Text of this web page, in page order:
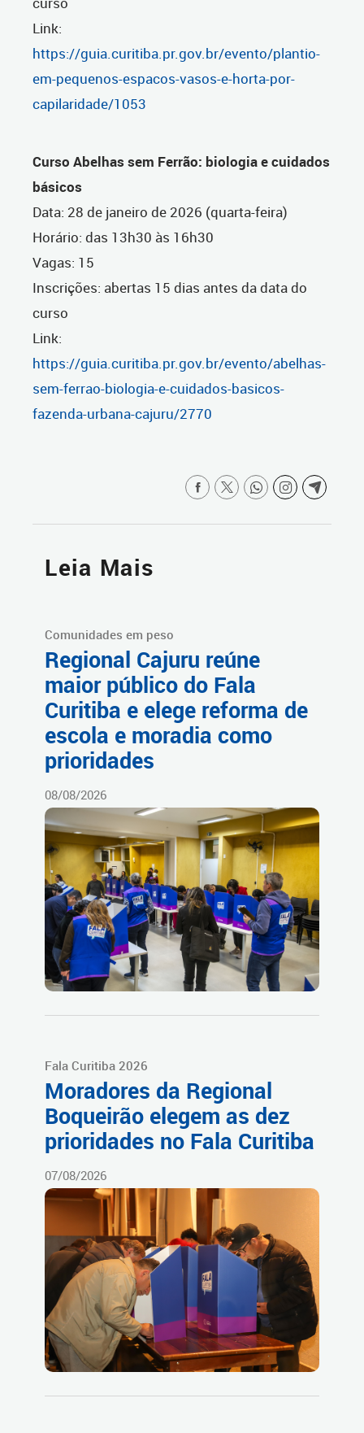
Link:
https://guia.curitiba.pr.gov.br/evento/plantio-
em-pequenos-espacos-vasos-e-horta-por-
capilaridade/1053
Curso Abelhas sem Ferrão: biologia e cuidados
básicos
Data: 28 de janeiro de 2026 (quarta-feira)
Horário: das 13h30 às 16h30
Vagas: 15
Inscrições: abertas 15 dias antes da data do
curso
Link:
https://guia.curitiba.pr.gov.br/evento/abelhas-
sem-ferrao-biologia-e-cuidados-basicos-
fazenda-urbana-cajuru/2770
Leia Mais
Comunidades em peso
Regional Cajuru reúne
maior público do Fala
Curitiba e elege reforma de
escola e moradia como
prioridades
08/08/2026
Fala Curitiba 2026
Moradores da Regional
Boqueirão elegem as dez
prioridades no Fala Curitiba
07/08/2026